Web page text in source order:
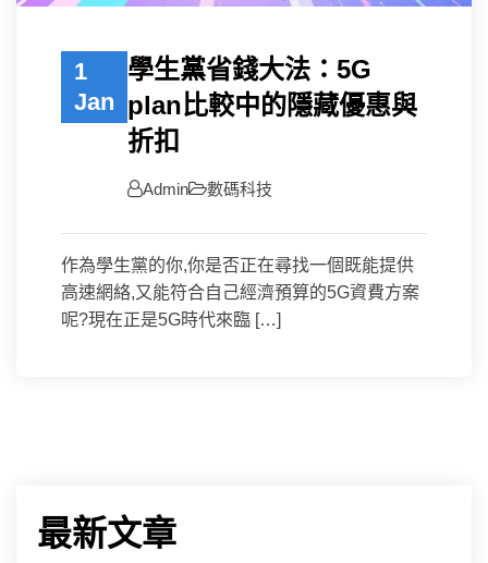
1
Jan
學生黨省錢大法：5G
plan比較中的隱藏優惠與
折扣
Admin 數碼科技
作為學生黨的你,你是否正在尋找一個既能提供
高速網絡,又能符合自己經濟預算的5G資費方案
呢?現在正是5G時代來臨 […]
最新文章